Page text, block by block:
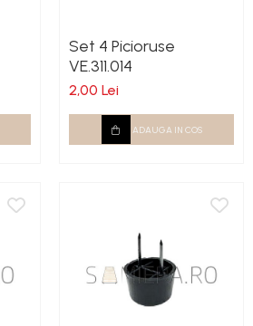
Set 4 Picioruse
VE.311.014
2,00 Lei
ADAUGA IN COS